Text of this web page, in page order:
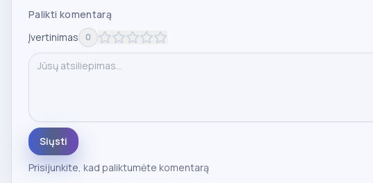
Palikti komentarą
Įvertinimas
0
Siųsti
Prisijunkite, kad paliktumėte komentarą